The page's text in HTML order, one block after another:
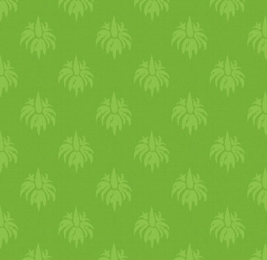
csontritkulás
hanem sok egyéb más
vitamin, magnézium,
levegővel érintkezve
oda, hogy a kupakot jól
Egyéb jótékony hatásai A
idegrendszerre jótékony
teát, és ezt itatták a